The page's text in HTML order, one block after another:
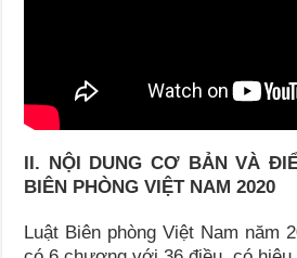
II. NỘI DUNG CƠ BẢN VÀ
BIÊN PHÒNG VIỆT NAM 2020
Luật Biên phòng Việt Nam năm